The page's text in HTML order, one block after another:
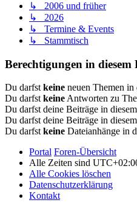
↳ 2006 und früher
↳ 2026
↳ Termine & Events
↳ Stammtisch
Berechtigungen in diesem
Du darfstkeine neuen Themen in
Du darfstkeineAntworten zu
Du darfst deine Beiträge in
Du darfst deine Beiträge in
Du darfstkeine Dateianhänge in
Portal Foren-Übersicht
Alle Zeiten sind
Alle Cookies löschen
Datenschutzerklärung
Kontakt